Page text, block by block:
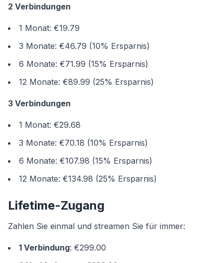
2 Verbindungen
1 Monat: €19.79
3 Monate: €46.79 (10% Ersparnis)
6 Monate: €71.99 (15% Ersparnis)
12 Monate: €89.99 (25% Ersparnis)
3 Verbindungen
1 Monat: €29.68
3 Monate: €70.18 (10% Ersparnis)
6 Monate: €107.98 (15% Ersparnis)
12 Monate: €134.98 (25% Ersparnis)
Lifetime-Zugang
Zahlen Sie einmal und streamen Sie für immer:
1 Verbindung: €299.00